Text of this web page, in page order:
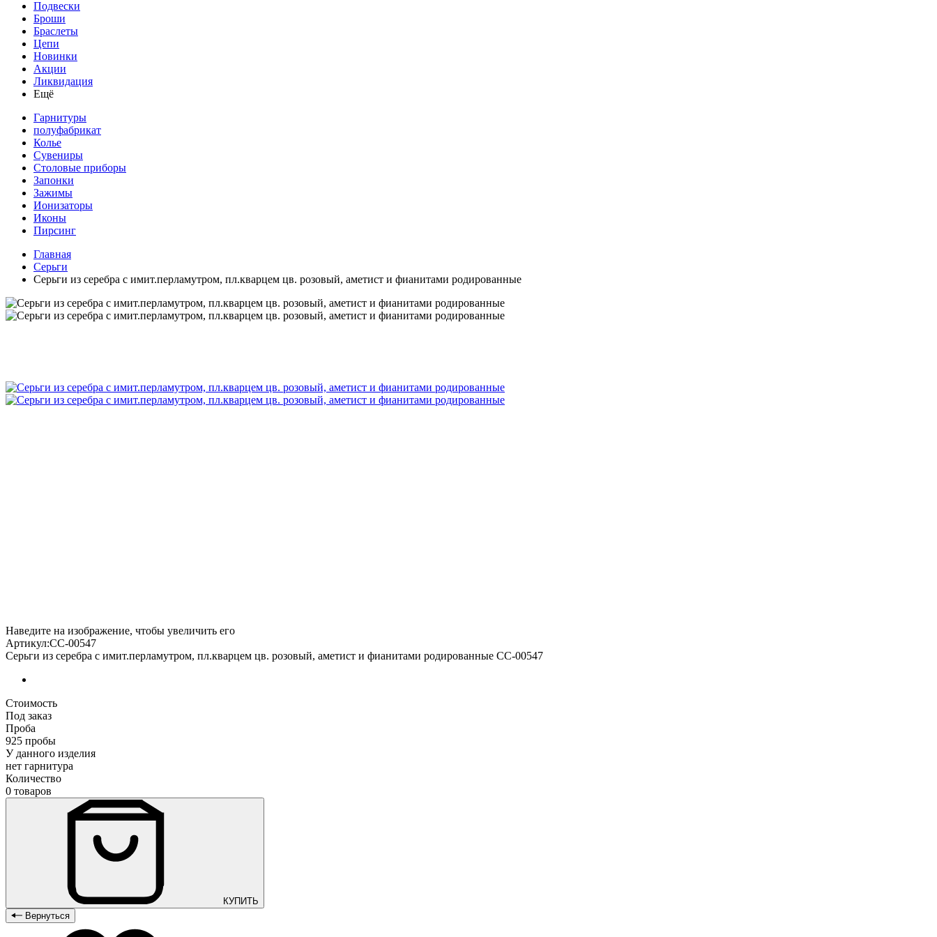
Подвески
Броши
Браслеты
Цепи
Новинки
Акции
Ликвидация
Ещё
Гарнитуры
полуфабрикат
Колье
Сувениры
Столовые приборы
Запонки
Зажимы
Ионизаторы
Иконы
Пирсинг
Главная
Серьги
Серьги из серебра с имит.перламутром, пл.кварцем цв. розовый, аметист и фианитами родированные
Наведите на изображение, чтобы увеличить его
Артикул:СС-00547
Серьги из серебра с имит.перламутром, пл.кварцем цв. розовый, аметист и фианитами родированные СС-00547
Стоимость
Под заказ
Проба
925 пробы
У данного изделия
нет гарнитура
Количество
0 товаров
КУПИТЬ
Вернуться